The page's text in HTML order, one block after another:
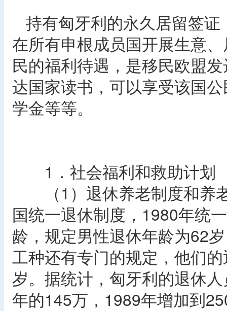
持有匈牙利的永久居留签
在所有申根成员国开展生意
民的福利待遇，是移民欧盟
达国家读书，可以享受该国
学金等等。
1．社会福利和救助计划
（1）退休养老制度和养
国统一退休制度，1980年统
龄，规定男性退休年龄为62
工种还有专门的规定，他们
岁。据统计，匈牙利的退休
年的145万，1989年增加到